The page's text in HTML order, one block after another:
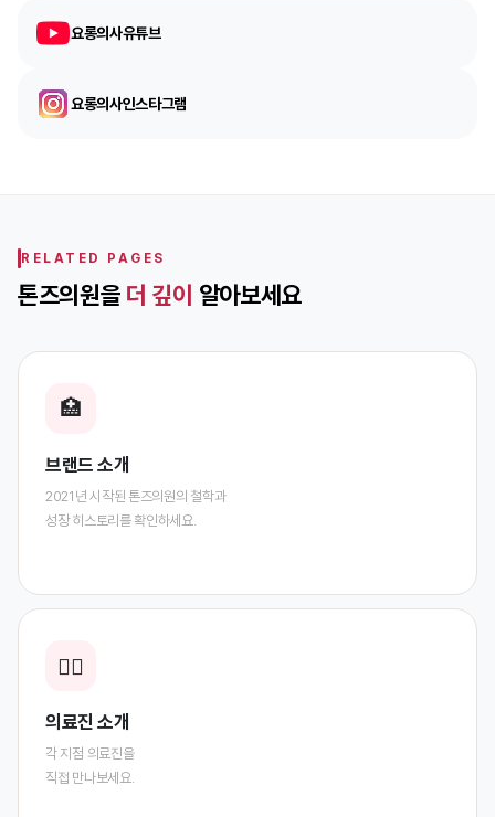
요롱의사유튜브
요롱의사인스타그램
RELATED PAGES
톤즈의원을 더 깊이 알아보세요
🏥
브랜드 소개
2021년 시작된 톤즈의원의 철학과
성장 히스토리를 확인하세요.
👨‍⚕️
의료진 소개
각 지점 의료진을
직접 만나보세요.